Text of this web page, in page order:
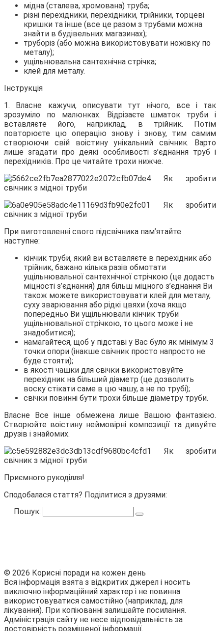
мідна (сталева, хромована) труба;
різні перехідники, перехідники, трійники, торцеві
кришки та інше (все це разом з трубами можна
знайти в будівельних магазинах);
труборіз (або можна використовувати ножівку по
металу);
ущільнювальна сантехнічна стрічка;
клей для металу.
Інструкція
1. Власне кажучи, описувати тут нічого, все і так
зрозуміло по малюнках. Відрізаєте шматок труби і
вставляєте його, наприклад, в трійник. Потім
повторюєте цю операцію знову і знову, тим самим
створюючи свій воістину унікальний свічник. Варто
лише згадати про деякі особливості з’єднання труб і
перехідників. Про це читайте трохи нижче.
При виготовленні свого підсвічника пам’ятайте
наступне:
кінчик труби, який ви вставляєте в перехідник або
трійник, бажано кілька разів обмотати
ущільнювальної сантехнічної стрічкою (це додасть
міцності з’єднання) для більш міцного з’єднання Ви
також можете використовувати клей для металу,
суху зварювання або рідкі цвяхи (хоча якщо
попередньо Ви ущільнювали кінчик труби
ущільнювальної стрічкою, то цього може і не
знадобитися);
намагайтеся, щоб у підставі у Вас було як мінімум 3
точки опори (інакше свічник просто напросто не
буде стояти);
в якості чашки для свічки використовуйте
перехідник на більший діаметр (це дозволить
воску стікати саме в цю чашу, а не по трубі);
свічки повинні бути трохи більше діаметру труби.
Власне Все інше обмежена лише Вашою фантазією.
Створюйте воістину неймовірні композиції та дивуйте
друзів і знайомих.
Приємного рукоділля!
Сподобалася стаття? Поділитися з друзями:
Пошук:
© 2026 Корисні поради на кожен день
Вся інформація взята з відкритих джерел і носить
виключно інформаційний характер і не повинна
використовуватися самостійно (наприклад, для
лікування). При копіюванні залишайте посилання.
Адміністрація сайту не несе відповідальність за
достовірність розміщеної інформації.